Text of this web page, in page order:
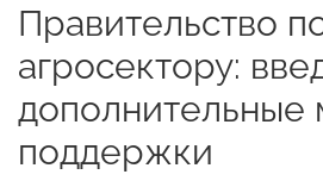
Правительство
агросектору:
дополнительные
поддержки